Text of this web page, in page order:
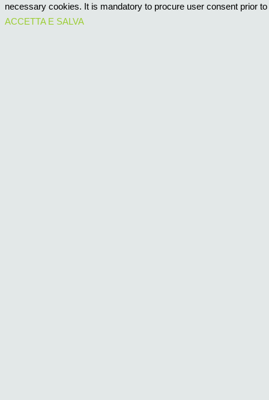
necessary cookies. It is mandatory to procure user consent prior
ACCETTA E SALVA